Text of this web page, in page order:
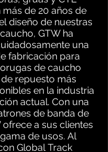
más de 20 años de
diseño de nuestras
GTW ha
una
fabricación para
de caucho
repuesto más
en la industria
actual. Con una
de banda de
a sus clientes
de usos. Al
Global Track